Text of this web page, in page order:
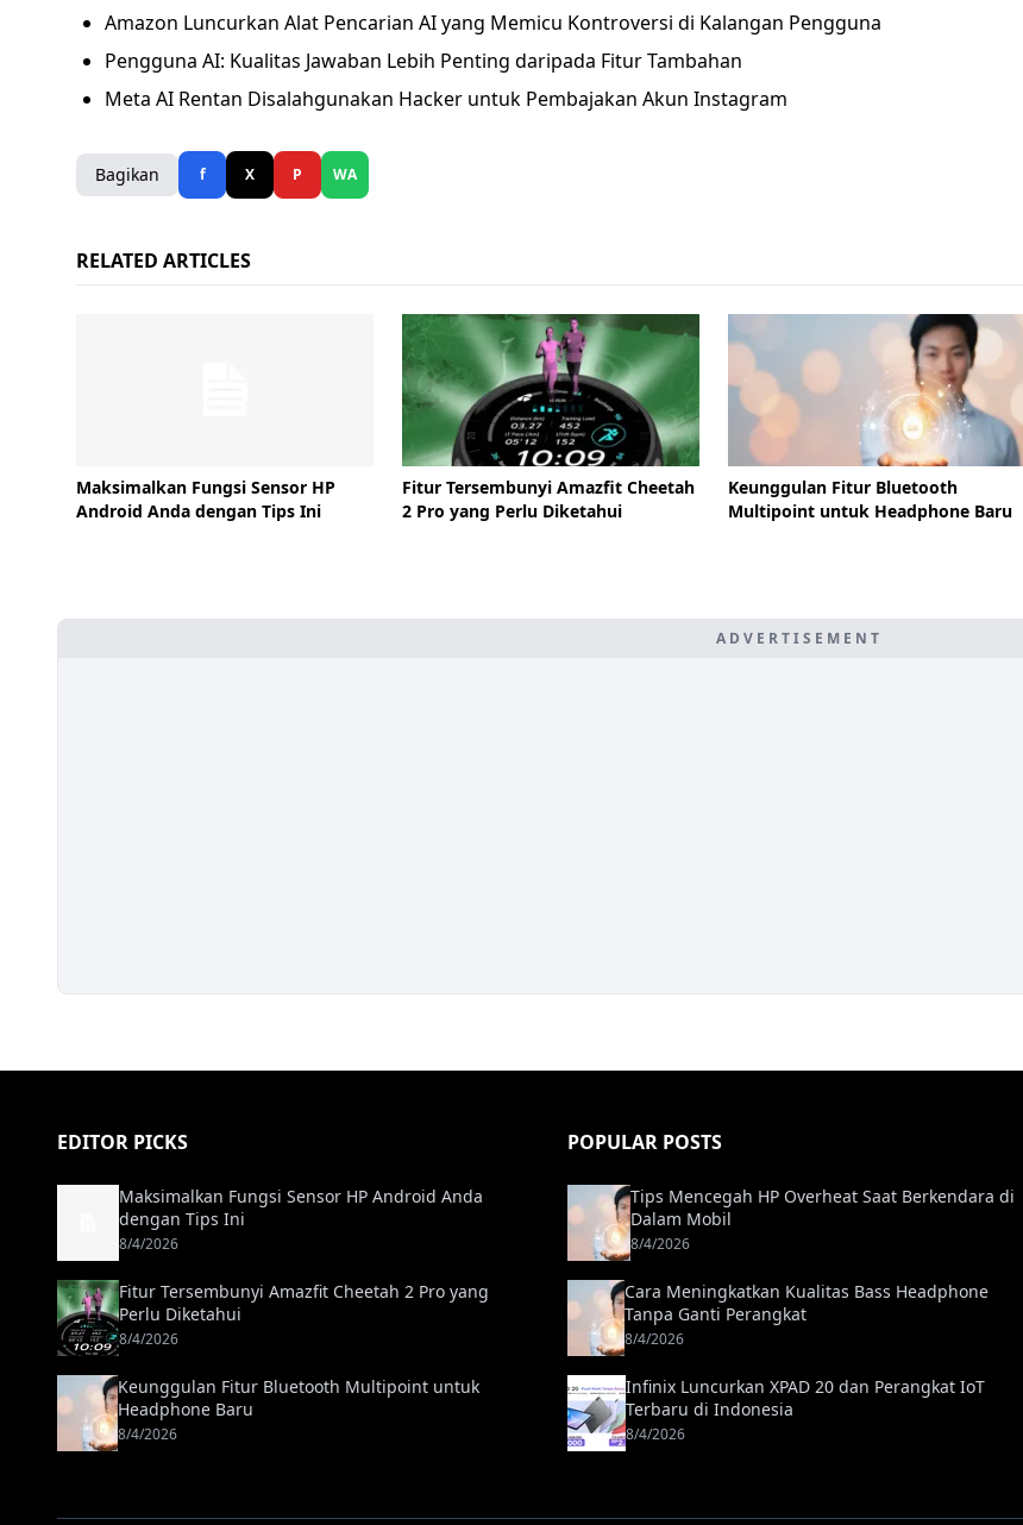
Amazon Luncurkan Alat Pencarian AI yang Memicu Kontroversi di Kalangan Pengguna
Pengguna AI: Kualitas Jawaban Lebih Penting daripada Fitur Tambahan
Meta AI Rentan Disalahgunakan Hacker untuk Pembajakan Akun Instagram
Bagikan f X P WA
RELATED ARTICLES
Maksimalkan Fungsi Sensor HP
Android Anda dengan Tips Ini
Fitur Tersembunyi Amazfit Cheetah
2 Pro yang Perlu Diketahui
Keunggulan Fitur Bluetooth
Multipoint untuk Headphone Baru
ADVERTISEMENT
EDITOR PICKS
Maksimalkan Fungsi Sensor HP Android Anda
dengan Tips Ini
8/4/2026
Fitur Tersembunyi Amazfit Cheetah 2 Pro yang
Perlu Diketahui
8/4/2026
Keunggulan Fitur Bluetooth Multipoint untuk
Headphone Baru
8/4/2026
POPULAR POSTS
Tips Mencegah HP Overheat Saat Berkendara di
Dalam Mobil
8/4/2026
Cara Meningkatkan Kualitas Bass Headphone
Tanpa Ganti Perangkat
8/4/2026
Infinix Luncurkan XPAD 20 dan Perangkat IoT
Terbaru di Indonesia
8/4/2026